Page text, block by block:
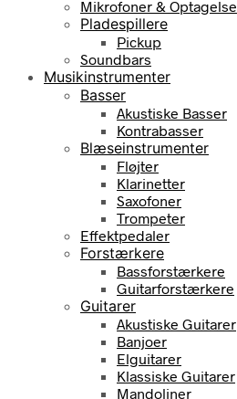
Mikrofoner & Optagelse
Pladespillere
Pickup
Soundbars
Musikinstrumenter
Basser
Akustiske Basser
Kontrabasser
Blæseinstrumenter
Fløjter
Klarinetter
Saxofoner
Trompeter
Effektpedaler
Forstærkere
Bassforstærkere
Guitarforstærkere
Guitarer
Akustiske Guitarer
Banjoer
Elguitarer
Klassiske Guitarer
Mandoliner